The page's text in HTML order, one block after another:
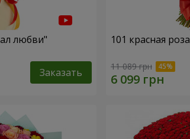
любви"
Заказать
101 красная роза
11 089 грн